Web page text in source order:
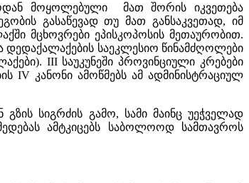
მოყოლებული მათ შორის იკვეთება
გასაწევად თუ მათ განსაკვეთად, იმ
მცხოვრები ეპისკოპოსის მეთაურობით.
დედაქალაქების საეკლესიო წინამძღოლები
III საუკუნეში პროვინციული კრებები
კანონი ამოწმებს ამ ადმინისტრაციულ
სიგრძის გამო, სამი მაინც უეჭველად
ამტკიცებს საბოლოოდ სამთავროს